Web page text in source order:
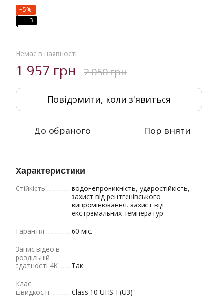
−5%
3
Немає в наявності
1 957 грн 2 050 грн
Повідомити, коли з'явиться
До обраного Порівняти
Характеристики
Cтійкість
водонепроникність, ударостійкість,
захист від рентгенівського
випромінювання, захист від
екстремальних температур
Гарантія
60 міс.
Запис відео в
роздільній
здатності 4K
Так
Клас
швидкості
Class 10 UHS-I (U3)